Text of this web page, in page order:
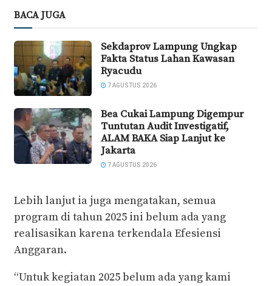
BACA JUGA
Sekdaprov Lampung Ungkap
Fakta Status Lahan Kawasan
Ryacudu
7 AGUSTUS 2026
Bea Cukai Lampung Digempur
Tuntutan Audit Investigatif,
ALAM BAKA Siap Lanjut ke
Jakarta
7 AGUSTUS 2026
Lebih lanjut ia juga mengatakan, semua
program di tahun 2025 ini belum ada yang
realisasikan karena terkendala Efesiensi
Anggaran.
“Untuk kegiatan 2025 belum ada yang kami